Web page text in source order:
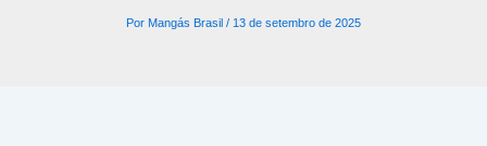
Por Mangás Brasil / 13 de setembro de 2025